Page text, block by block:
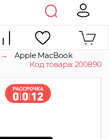
→
Apple MacBook
Код товара: 200890